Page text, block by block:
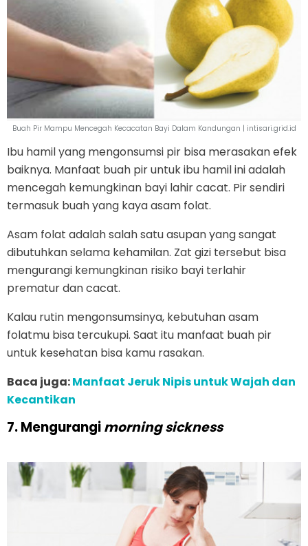
Buah Pir Mampu Mencegah Kecacatan Bayi Dalam Kandungan | intisari.grid.id
Ibu hamil yang mengonsumsi pir bisa merasakan efek
baiknya. Manfaat buah pir untuk ibu hamil ini adalah
mencegah kemungkinan bayi lahir cacat. Pir sendiri
termasuk buah yang kaya asam folat.
Asam folat adalah salah satu asupan yang sangat
dibutuhkan selama kehamilan. Zat gizi tersebut bisa
mengurangi kemungkinan risiko bayi terlahir
prematur dan cacat.
Kalau rutin mengonsumsinya, kebutuhan asam
folatmu bisa tercukupi. Saat itu manfaat buah pir
untuk kesehatan bisa kamu rasakan.
Baca juga:Manfaat Jeruk Nipis untuk Wajah dan
Kecantikan
7. Mengurangimorning sickness